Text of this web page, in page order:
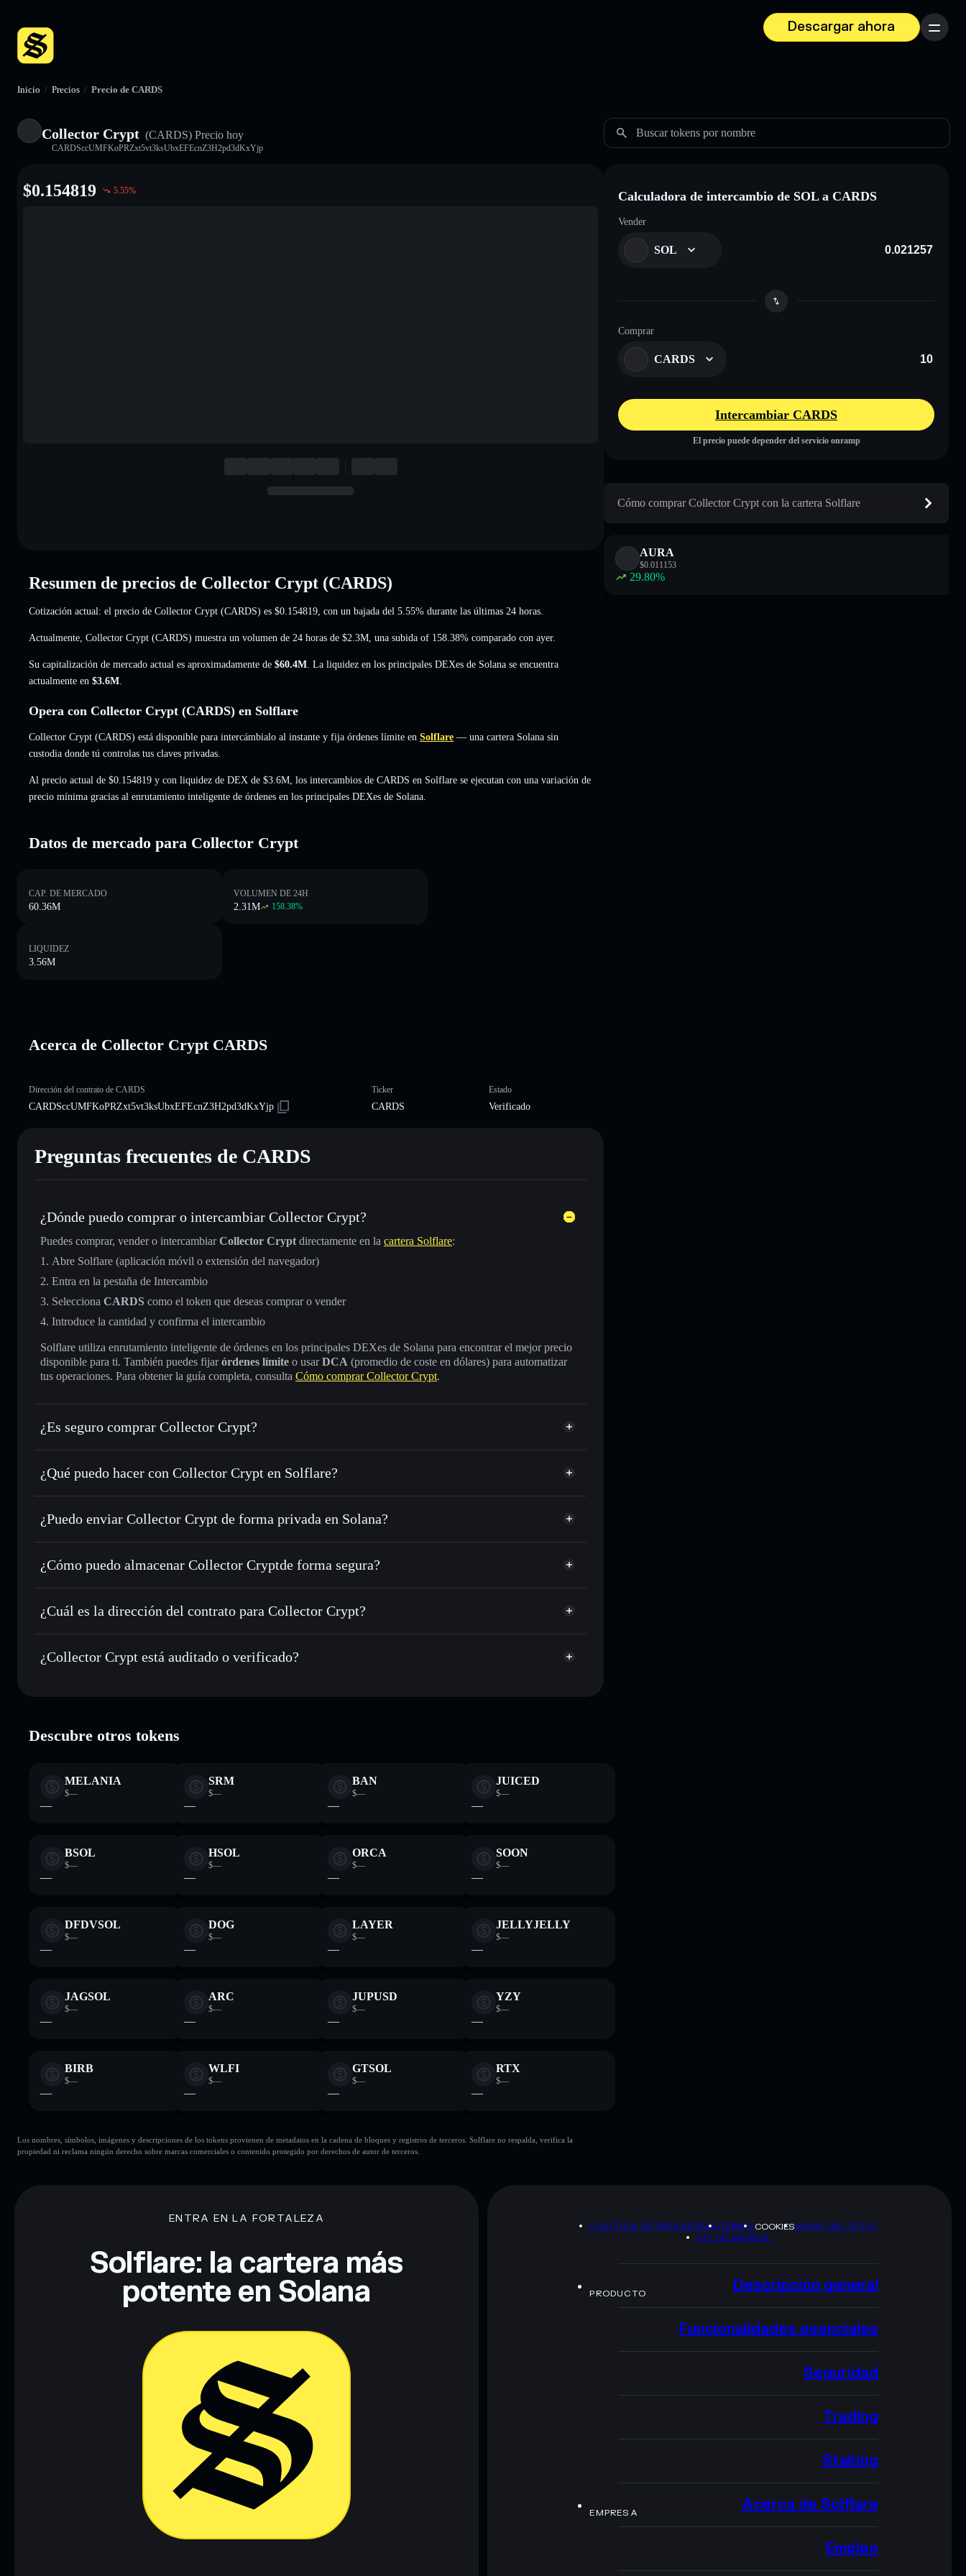
Descargar ahora
Menú
Inicio / Precios / Precio de CARDS
Collector Crypt (CARDS) Precio hoy
CARDSccUMFKoPRZxt5vt3ksUbxEFEcnZ3H2pd3dKxYjp
Buscar tokens por nombre
$0.154819 5.55%
Resumen de precios de Collector Crypt (CARDS)
Cotización actual: el precio de Collector Crypt (CARDS) es $0.154819 , con un bajada del 5.55% durante las últimas 24 horas.
Actualmente, Collector Crypt (CARDS) muestra un volumen de 24 horas de $2.3M una subida of 158.38% comparado con ayer.
Su capitalización de mercado actual es aproximadamente de $60.4M . La liquidez en los principales DEXes de Solana se encuentra
actualmente en $3.6M
Opera con Collector Crypt (CARDS) en Solflare
Collector Crypt (CARDS) está disponible para intercámbialo al instante y fija órdenes límite en Solflare — una cartera Solana sin
custodia donde tú controlas tus claves privadas.
Al precio actual de $0.154819 y con liquidez de DEX de $3.6M, los intercambios de CARDS en Solflare se ejecutan con una variación de
precio mínima gracias al enrutamiento inteligente de órdenes en los principales DEXes de Solana.
Datos de mercado para Collector Crypt
CAP. DE MERCADO
60.36M
VOLUMEN DE 24H
2.31M 158.38%
LIQUIDEZ
3.56M
Acerca de Collector Crypt CARDS
Dirección del contrato de CARDS
CARDSccUMFKoPRZxt5vt3ksUbxEFEcnZ3H2pd3dKxYjp
Ticker
CARDS
Estado
Verificado
Preguntas frecuentes de CARDS
¿Dónde puedo comprar o intercambiar Collector Crypt?
Puedes comprar, vender o intercambiarCollector Crypt directamente en la cartera Solflare:
Abre Solflare (aplicación móvil o extensión del navegador)
Entra en la pestaña de Intercambio
Selecciona CARDS como el token que deseas comprar o vender
Introduce la cantidad y confirma el intercambio
Solflare utiliza enrutamiento inteligente de órdenes en los principales DEXes de Solana para encontrar el mejor precio
disponible para ti. También puedes fijarórdenes límite o usarDCA (promedio de coste en dólares) para automatizar
tus operaciones. Para obtener la guía completa, consulta Cómo comprar Collector Crypt.
¿Es seguro comprar Collector Crypt?
Collector Crypt token verificado
¿Qué puedo hacer con Collector Crypt en Solflare?
Collector Crypt
cartera de Solflare
Intercambiar al instante: operar con CARDS para SOL, USDC o miles de otros tokens de Solana con
Utilizar DCA: promedio de coste en dólares en CARDS a lo largo del tiempo
Enviar de forma privada: transferir CARDS sin vincular públicamente las carteras usando el agregador de
privacidad integrado de Solflare
Holdear de forma segura: almacenar CARDS en una cartera sin custodia donde tú controla tus claves privadas
¿Puedo enviar Collector Crypt de forma privada en Solana?
cartera de Solflare
agregador de privacidad
Collector Crypt
¿Cómo puedo almacenar Collector Cryptde forma segura?
Collector Crypt cartera sin custodia Solflare
¿Cuál es la dirección del contrato para Collector Crypt?
Collector Crypt
CARDSccUMFKoPRZxt5vt3ksUbxEFEcnZ3H2pd3dKxYjp
cartera Solflare
¿Collector Crypt está auditado o verificado?
Descubre otros tokens
MELANIA
$—
—
SRM
$—
—
BAN
$—
—
JUICED
$—
—
BSOL
$—
—
HSOL
$—
—
ORCA
$—
—
SOON
$—
—
DFDVSOL
$—
—
DOG
$—
—
LAYER
$—
—
JELLYJELLY
$—
—
JAGSOL
$—
—
ARC
$—
—
JUPUSD
$—
—
YZY
$—
—
BIRB
$—
—
WLFI
$—
—
GTSOL
$—
—
RTX
$—
—
Los nombres, símbolos, imágenes y descripciones de los tokens provienen de metadatos en la cadena de bloques y registros de terceros. Solflare no respalda, verifica la
propiedad ni reclama ningún derecho sobre marcas comerciales o contenido protegido por derechos de autor de terceros.
Calculadora de intercambio de SOL a CARDS
Vender
SOL
Comprar
CARDS
Intercambiar CARDS
El precio puede depender del servicio onramp
Cómo comprar Collector Crypt con la cartera Solflare
AURA
$0.011153
29.80%
ENTRA EN LA FORTALEZA
Solflare: la cartera más
potente en Solana
POLÍTICA DE PRIVACIDADTERMSCOOKIESMAPA DEL SITIO
KIT DE MARCA
PRODUCTO Descripción general
Funcionalidades esenciales
Seguridad
Trading
Staking
EMPRESA Acerca de Solflare
Empleo